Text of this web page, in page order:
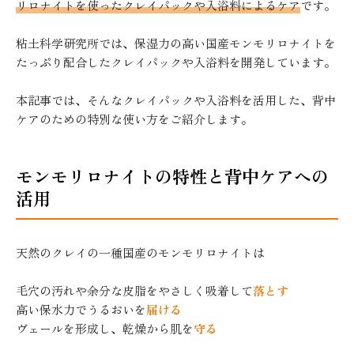
リロナイトを使ったクレイパックや入浴料によるケアです。
粘土科学研究所では、保湿力の高い国産モンモリロナイトを
たっぷり配合したクレイパックや入浴料を開発しています。
本記事では、そんなクレイパックや入浴料を活用した、背中
ケアのための特別な使い方をご紹介します。
モンモリロナイトの特性と背中ケアへの
活用
天然のクレイの一種国産のモンモリロナイトは
毛穴の汚れや余分な皮脂をやさしく吸着して落とす
高い保水力でうるおいを届ける
ヴェールを形成し、乾燥から肌を守る